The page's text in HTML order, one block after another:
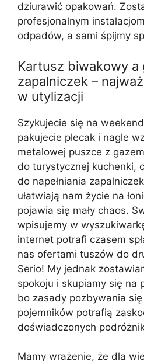
dziurawić opakowań.
profesjonalnym
odpadów, a sami śpijmy
Kartusz biwakowy a
zapalniczek –
w utylizacji
Szykujecie się na
pakujecie plecak i nagle
metalowej puszce z
do turystycznej kuchenki,
do napełniania
ułatwiają nam życie na
pojawia się mały chaos.
wpisujemy w
internet potrafi czasem
nas ofertami tuszów do
Serio! My jednak
spokoju i skupiamy się na
bo zasady pozbywania
pojemników potrafią
doświadczonych
Mamy wrażenie, że dla